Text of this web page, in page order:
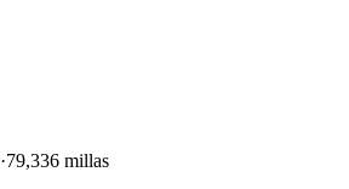
79,336 millas